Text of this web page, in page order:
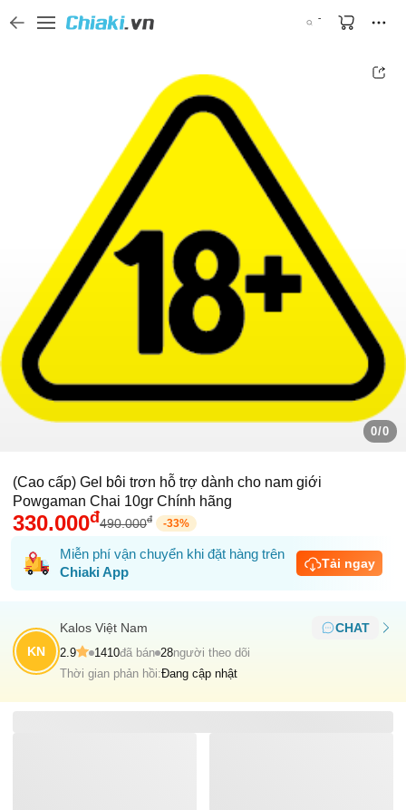
0/0
(Cao cấp) Gel bôi trơn hỗ trợ dành cho nam giới
Powgaman Chai 10gr Chính hãng
330.000đ490.000đ -33%
Miễn phí vận chuyển khi đặt hàng trên
Chiaki App
Tải ngay
KN
Kalos Việt Nam CHAT
2.9 1410đã bán 28người theo dõi
Thời gian phản hồi:Đang cập nhật